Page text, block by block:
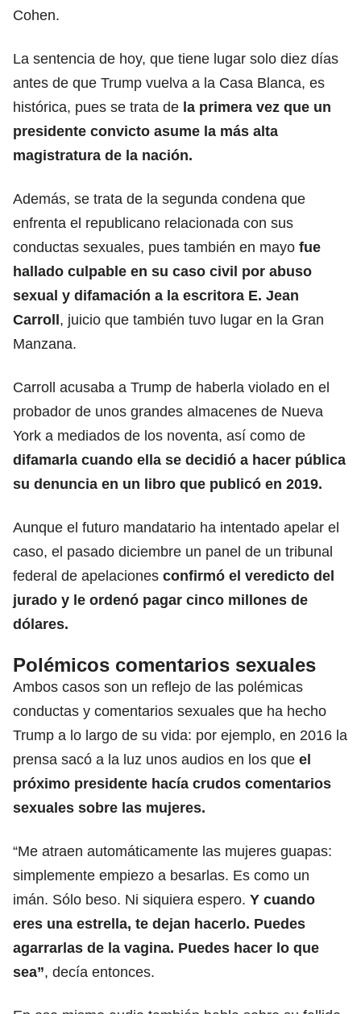
Cohen.
La sentencia de hoy, que tiene lugar solo diez días
antes de que Trump vuelva a la Casa Blanca, es
histórica, pues se trata de la primera vez que un
presidente convicto asume la más alta
magistratura de la nación.
Además, se trata de la segunda condena que
enfrenta el republicano relacionada con sus
conductas sexuales, pues también en mayo fue
hallado culpable en su caso civil por abuso
sexual y difamación a la escritora E. Jean
Carroll, juicio que también tuvo lugar en la Gran
Manzana.
Carroll acusaba a Trump de haberla violado en el
probador de unos grandes almacenes de Nueva
York a mediados de los noventa, así como de
difamarla cuando ella se decidió a hacer pública
su denuncia en un libro que publicó en 2019.
Aunque el futuro mandatario ha intentado apelar el
caso, el pasado diciembre un panel de un tribunal
federal de apelaciones confirmó el veredicto del
jurado y le ordenó pagar cinco millones de
dólares.
Polémicos comentarios sexuales
Ambos casos son un reflejo de las polémicas
conductas y comentarios sexuales que ha hecho
Trump a lo largo de su vida: por ejemplo, en 2016 la
prensa sacó a la luz unos audios en los que el
próximo presidente hacía crudos comentarios
sexuales sobre las mujeres.
“Me atraen automáticamente las mujeres guapas:
simplemente empiezo a besarlas. Es como un
imán. Sólo beso. Ni siquiera espero. Y cuando
eres una estrella, te dejan hacerlo. Puedes
agarrarlas de la vagina. Puedes hacer lo que
sea”, decía entonces.